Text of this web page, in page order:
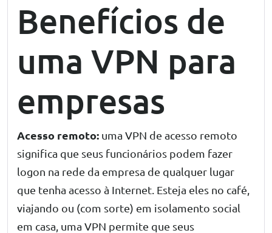
Benefícios de
uma VPN para
empresas
Acesso remoto: uma VPN de acesso remoto
significa que seus funcionários podem fazer
logon na rede da empresa de qualquer lugar
que tenha acesso à Internet. Esteja eles no café,
viajando ou (com sorte) em isolamento social
em casa, uma VPN permite que seus